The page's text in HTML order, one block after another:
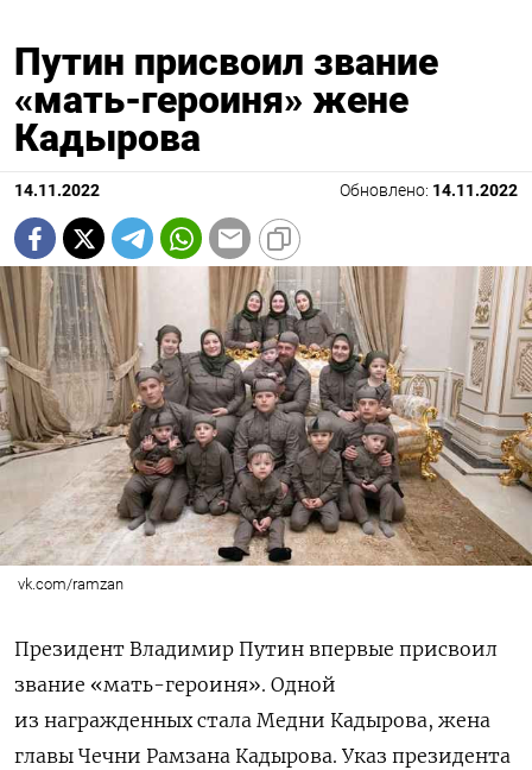
Путин присвоил звание
«мать-героиня» жене
Кадырова
14.11.2022 Обновлено: 14.11.2022
vk.com/ramzan
Президент Владимир Путин впервые присвоил
звание «мать-героиня». Одной
из награжденных стала Медни Кадырова, жена
главы Чечни Рамзана Кадырова. Указ президента